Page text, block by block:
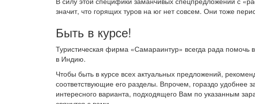
значит, что горящих туров на юг нет совсем. Они тоже
Быть в курсе!
Туристическая фирма «Самараинтур» всегда рада
в Индию.
Чтобы быть в курсе всех актуальных предложений,
соответствующие его разделы. Впрочем, гораздо удобнее
интересного варианта, подходящего Вам по указанным